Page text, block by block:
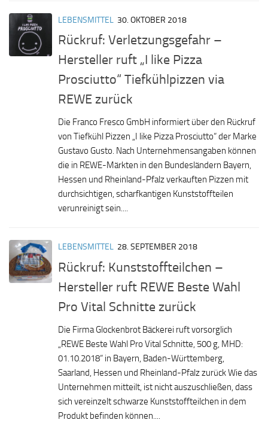
LEBENSMITTEL 30. OKTOBER 2018
Rückruf: Verletzungsgefahr –
Hersteller ruft „I like Pizza
Prosciutto“ Tiefkühlpizzen via
REWE zurück
Die Franco Fresco GmbH informiert über den Rückruf
von Tiefkühl Pizzen „I like Pizza Prosciutto“ der Marke
Gustavo Gusto. Nach Unternehmensangaben können
die in REWE-Märkten in den Bundesländern Bayern,
Hessen und Rheinland-Pfalz verkauften Pizzen mit
durchsichtigen, scharfkantigen Kunststoffteilen
verunreinigt sein....
LEBENSMITTEL 28. SEPTEMBER 2018
Rückruf: Kunststoffteilchen –
Hersteller ruft REWE Beste Wahl
Pro Vital Schnitte zurück
Die Firma Glockenbrot Bäckerei ruft vorsorglich
„REWE Beste Wahl Pro Vital Schnitte, 500 g, MHD:
01.10.2018“ in Bayern, Baden-Württemberg,
Saarland, Hessen und Rheinland-Pfalz zurück Wie das
Unternehmen mitteilt, ist nicht auszuschließen, dass
sich vereinzelt schwarze Kunststoffteilchen in dem
Produkt befinden können....